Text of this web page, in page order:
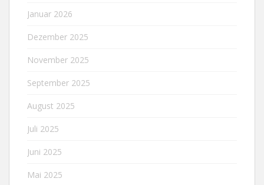
Januar 2026
Dezember 2025
November 2025
September 2025
August 2025
Juli 2025
Juni 2025
Mai 2025